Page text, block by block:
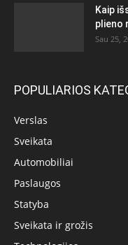
Kaip
plieno
Sau 25,
POPULIARIOS
Verslas
Sveikata
Automobiliai
Paslaugos
Statyba
Sveikata ir grožis